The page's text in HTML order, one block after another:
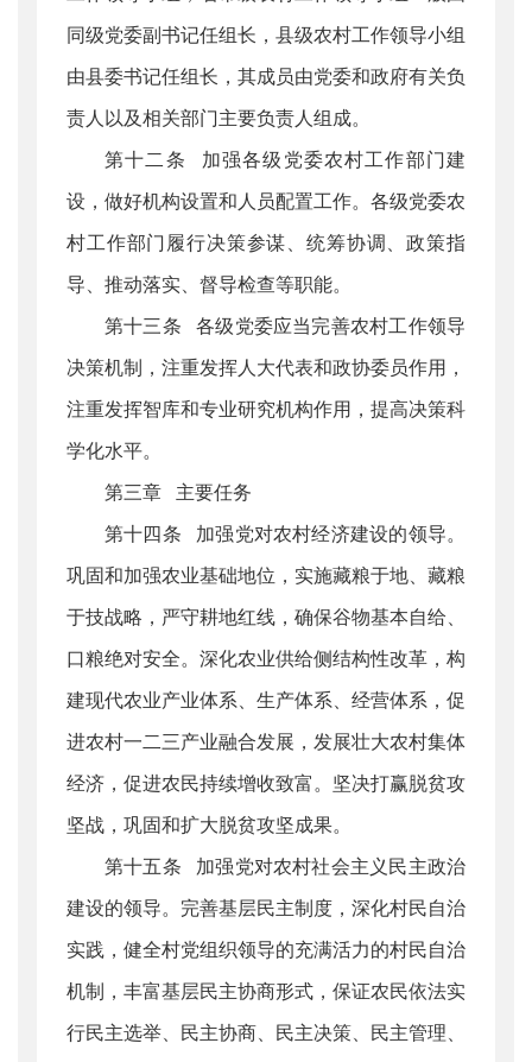
同级党委副书记任组长，县级农村工作领导小组
由县委书记任组长，其成员由党委和政府有关负
责人以及相关部门主要负责人组成。
第十二条 加强各级党委农村工作部门建
设，做好机构设置和人员配置工作。各级党委农
村工作部门履行决策参谋、统筹协调、政策指
导、推动落实、督导检查等职能。
第十三条 各级党委应当完善农村工作领导
决策机制，注重发挥人大代表和政协委员作用，
注重发挥智库和专业研究机构作用，提高决策科
学化水平。
第三章 主要任务
第十四条 加强党对农村经济建设的领导。
巩固和加强农业基础地位，实施藏粮于地、藏粮
于技战略，严守耕地红线，确保谷物基本自给、
口粮绝对安全。深化农业供给侧结构性改革，构
建现代农业产业体系、生产体系、经营体系，促
进农村一二三产业融合发展，发展壮大农村集体
经济，促进农民持续增收致富。坚决打赢脱贫攻
坚战，巩固和扩大脱贫攻坚成果。
第十五条 加强党对农村社会主义民主政治
建设的领导。完善基层民主制度，深化村民自治
实践，健全村党组织领导的充满活力的村民自治
机制，丰富基层民主协商形式，保证农民依法实
行民主选举、民主协商、民主决策、民主管理、